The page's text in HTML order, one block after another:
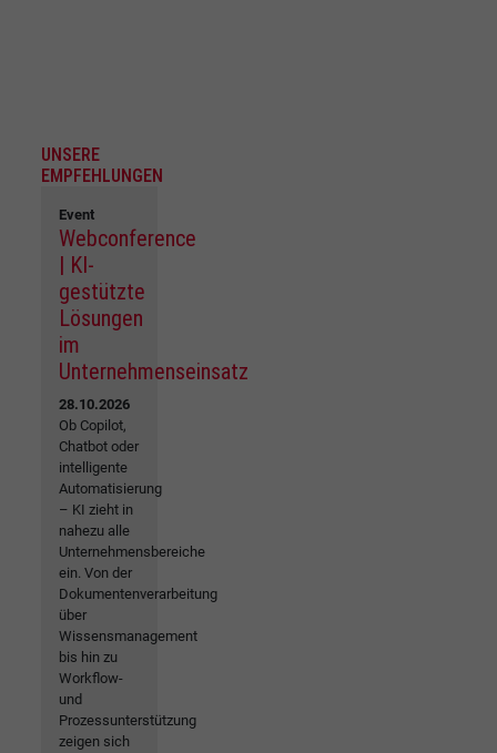
UNSERE
EMPFEHLUNGEN
Event
Webconference
| KI-
gestützte
Lösungen
im
Unternehmenseinsatz
28.10.2026
Ob Copilot,
Chatbot oder
intelligente
Automatisierung
– KI zieht in
nahezu alle
Unternehmensbereiche
ein. Von der
Dokumentenverarbeitung
über
Wissensmanagement
bis hin zu
Workflow-
und
Prozessunterstützung
zeigen sich